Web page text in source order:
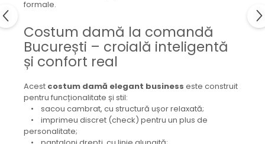
formale.
Costum damă la comandă
București – croială inteligentă
și confort real
Acest costum damă elegant business este construit
pentru funcționalitate și stil:
• sacou cambrat, cu structură ușor relaxată;
• imprimeu discret (check) pentru un plus de
personalitate;